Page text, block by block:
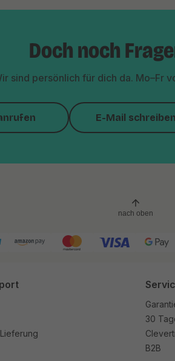
Doch noch
sind persönlich für dich da. Mo–Fr
E-Mail schreiben
nach oben
30
B2B